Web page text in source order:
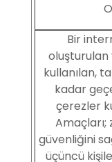
Bir
oluşturulan
kullanılan,
kadar
çerezler
Amaçları;
güvenliğini
üçüncü